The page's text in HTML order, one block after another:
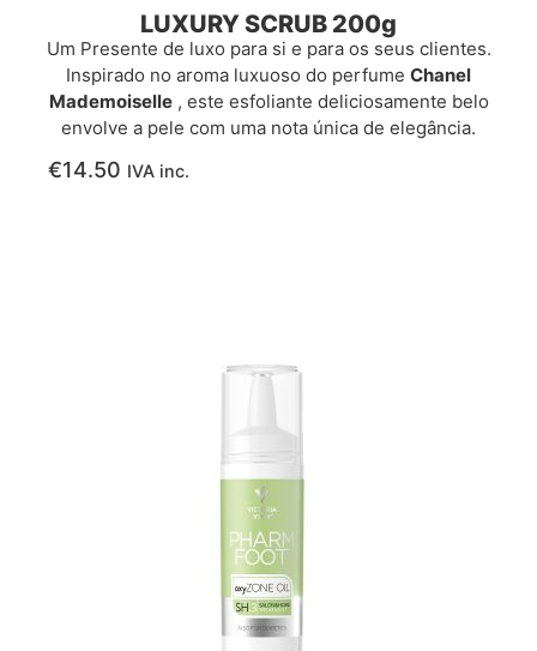
LUXURY SCRUB 200g
Um Presente de luxo para si e para os seus clientes.
Inspirado no aroma luxuoso do perfume Chanel
Mademoiselle, este esfoliante deliciosamente belo
envolve a pele com uma nota única de elegância.
€14.50 IVA inc.